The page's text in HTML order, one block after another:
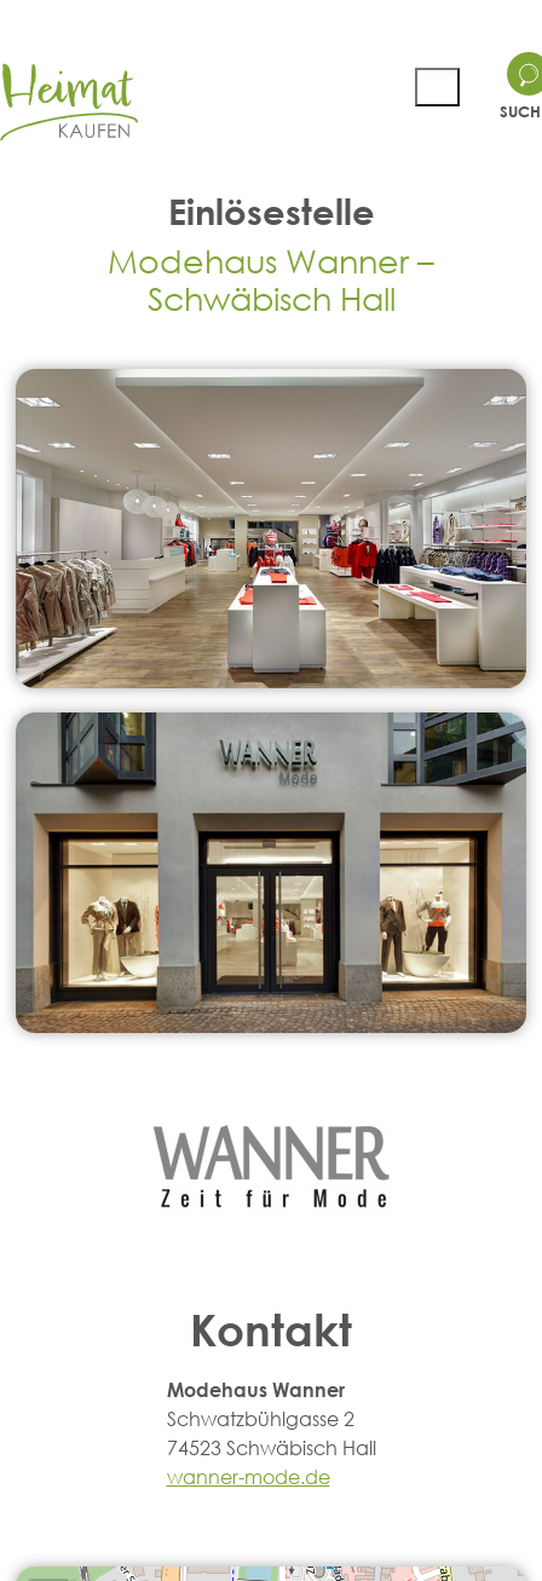
Einlösestelle
Modehaus Wanner –
Schwäbisch Hall
Kontakt
Modehaus Wanner
Schwatzbühlgasse 2
74523 Schwäbisch Hall
wanner-mode.de